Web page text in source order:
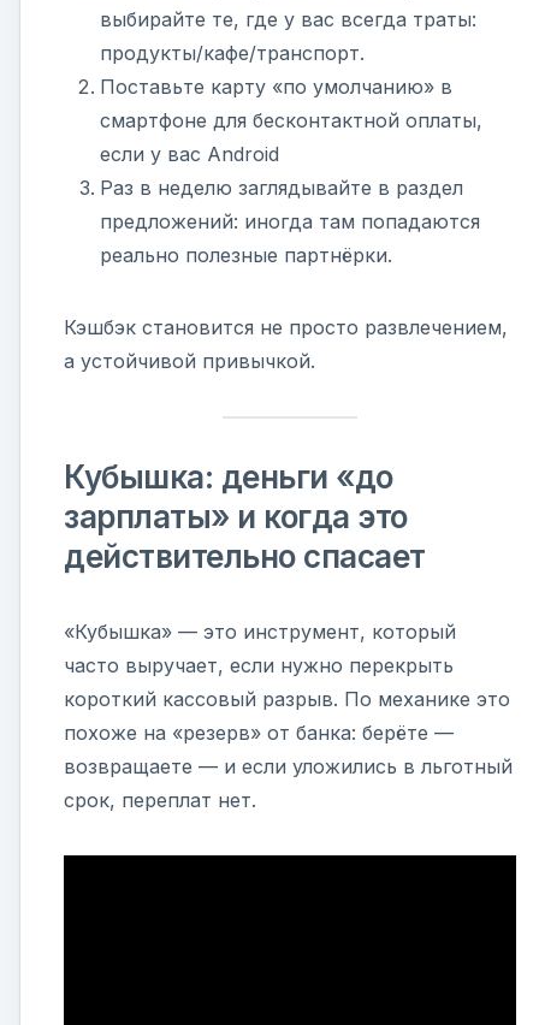
выбирайте те, где у вас всегда траты:
продукты/кафе/транспорт.
Поставьте карту «по умолчанию» в
смартфоне для бесконтактной оплаты,
если у вас Android
Раз в неделю заглядывайте в раздел
предложений: иногда там попадаются
реально полезные партнёрки.
Кэшбэк становится не просто развлечением,
а устойчивой привычкой.
Кубышка: деньги «до
зарплаты» и когда это
действительно спасает
«Кубышка» — это инструмент, который
часто выручает, если нужно перекрыть
короткий кассовый разрыв. По механике это
похоже на «резерв» от банка: берёте —
возвращаете — и если уложились в льготный
срок, переплат нет.